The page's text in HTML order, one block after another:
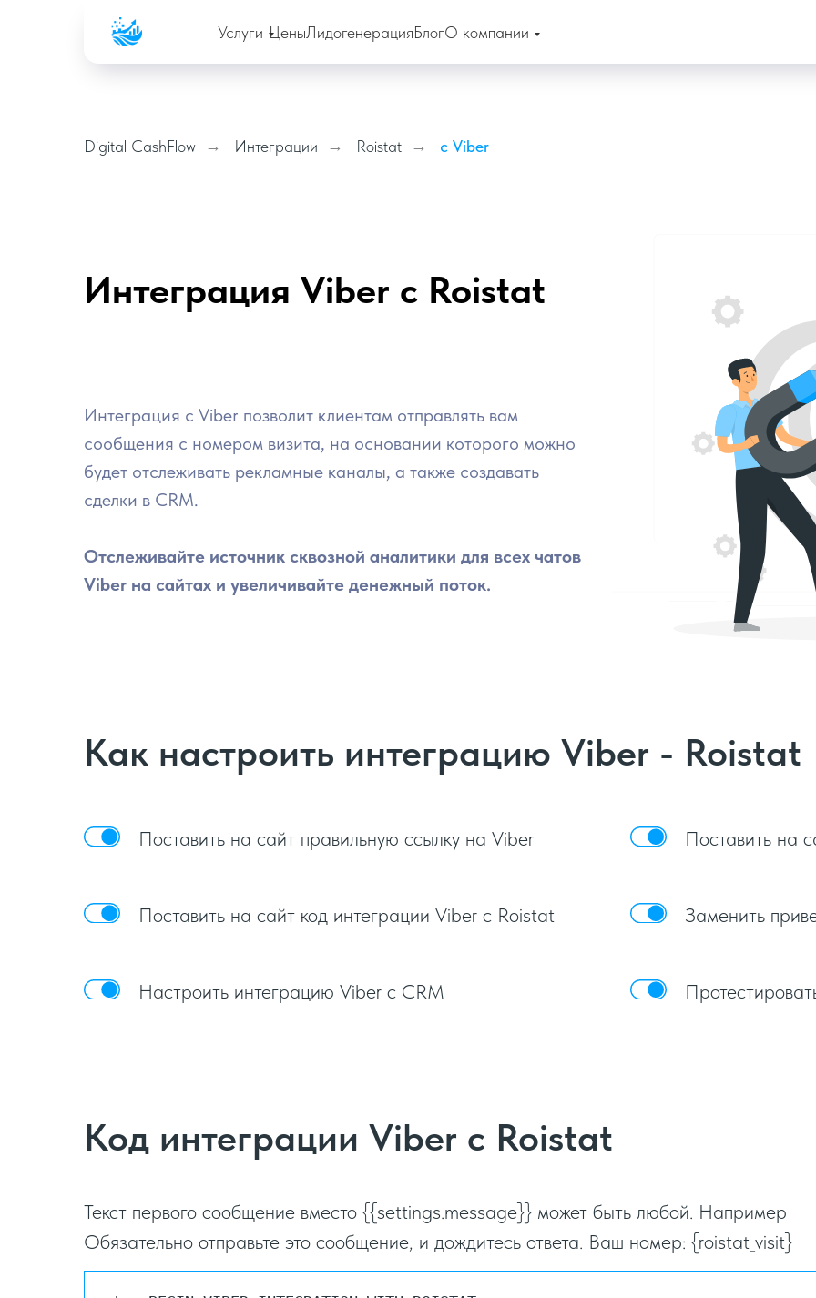
Услуги ЦеныЛидогенерацияБлогО компании
Digital CashFlow → Интеграции → Roistat → c Viber
Интеграция Viber с Roistat
Интеграция c Viber позволит клиентам отправлять вам
сообщения с номером визита, на основании которого можно
будет отслеживать рекламные каналы, а также создавать
сделки в CRM.
Отслеживайте источник сквозной аналитики для всех чатов
Viber на сайтах и увеличивайте денежный поток.
Как настроить интеграцию Viber - Roistat
Поставить на сайт правильную ссылку на Viber Поставить на
Поставить на сайт код интеграции Viber c Roistat Заменить
Настроить интеграцию Viber с CRM
Код интеграции Viber с Roistat
Текст первого сообщение вместо {{settings.message}} может быть любой. Например
Обязательно отправьте это сообщение, и дождитесь ответа. Ваш номер: {roistat_visit}